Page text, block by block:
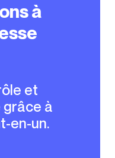
grâce à
en-un.